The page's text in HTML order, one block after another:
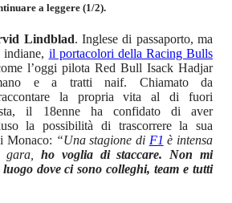
a leggere (1/2).
Lindblad. Inglese di passaporto, ma
indiane, il portacolori della Racing Bulls
l’oggi pilota Red Bull Isack Hadjar
e a tratti naif. Chiamato da
la propria vita al di fuori
il 18enne ha confidato di aver
la possibilità di trascorrere la sua
Monaco: “Una stagione di F1 è intensa
ho voglia di staccare. Non mi
dove ci sono colleghi, team e tutti